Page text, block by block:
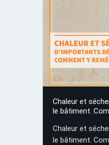
Chaleur et
le bâtiment.
Chaleur et
le bâtiment.